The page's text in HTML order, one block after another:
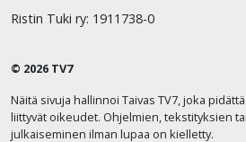
Ristin Tuki ry: 1911738-0
© 2026 TV7
Näitä sivuja hallinnoi Taivas TV7, joka
liittyvät oikeudet. Ohjelmien, tekstityksien
julkaiseminen ilman lupaa on kielletty.